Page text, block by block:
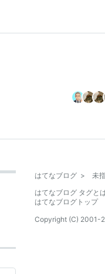
はてなブログ > 未
はてなブログ タグと
はてなブログトップ
Copyright (C) 2001-